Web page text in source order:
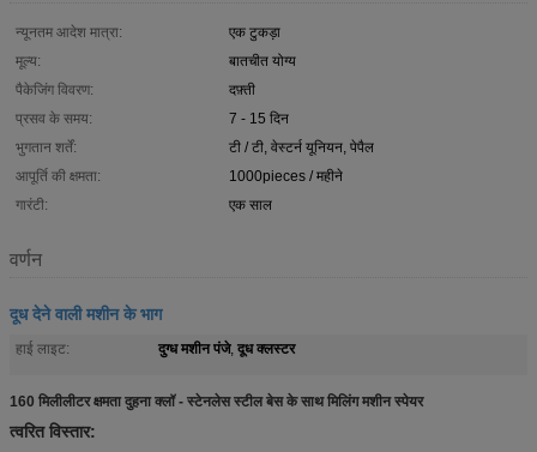
न्यूनतम आदेश मात्रा:
एक टुकड़ा
मूल्य:
बातचीत योग्य
पैकेजिंग विवरण:
दफ़्ती
प्रसव के समय:
7 - 15 दिन
भुगतान शर्तें:
टी / टी, वेस्टर्न यूनियन, पेपैल
आपूर्ति की क्षमता:
1000pieces / महीने
गारंटी:
एक साल
वर्णन
दूध देने वाली मशीन के भाग
हाई लाइट: दुग्ध मशीन पंजे, दूध क्लस्टर
160 मिलीलीटर क्षमता दुहना क्लॉ - स्टेनलेस स्टील बेस के साथ मिलिंग मशीन स्पेयर
त्वरित विस्तार: